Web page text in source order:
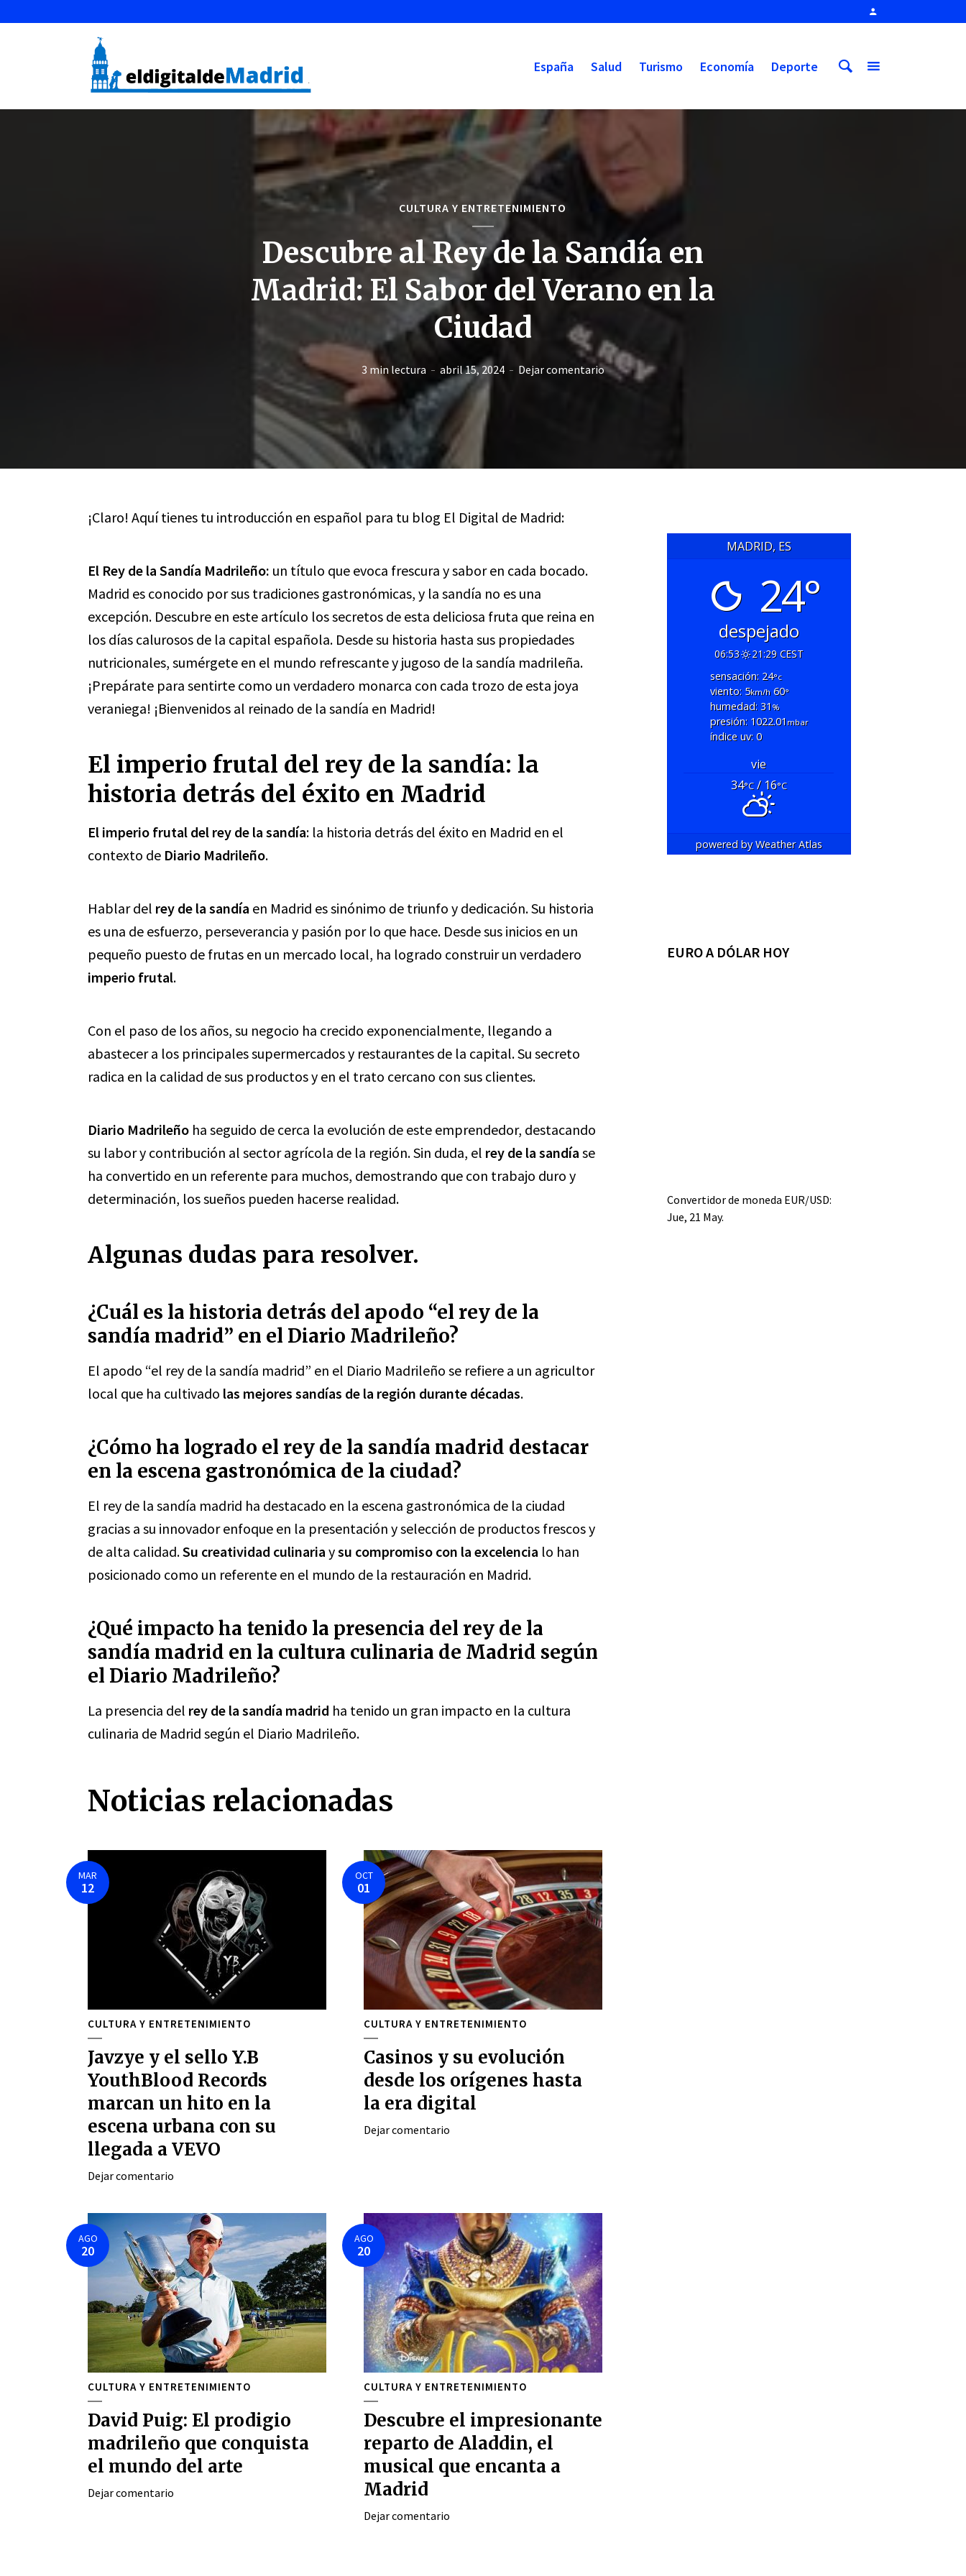
España Salud Turismo Economía Deporte
CULTURA Y ENTRETENIMIENTO
Descubre al Rey de la Sandía en
Madrid: El Sabor del Verano en la
Ciudad
3 min lectura abril 15, 2024 Dejar comentario
¡Claro! Aquí tienes tu introducción en español para tu blog El Digital de Madrid:
El Rey de la Sandía Madrileño: un título que evoca frescura y sabor en cada bocado.
Madrid es conocido por sus tradiciones gastronómicas, y la sandía no es una
excepción. Descubre en este artículo los secretos de esta deliciosa fruta que reina en
los días calurosos de la capital española. Desde su historia hasta sus propiedades
nutricionales, sumérgete en el mundo refrescante y jugoso de la sandía madrileña.
¡Prepárate para sentirte como un verdadero monarca con cada trozo de esta joya
veraniega! ¡Bienvenidos al reinado de la sandía en Madrid!
El imperio frutal del rey de la sandía: la
historia detrás del éxito en Madrid
El imperio frutal del rey de la sandía: la historia detrás del éxito en Madrid en el
contexto de Diario Madrileño.
Hablar del rey de la sandía en Madrid es sinónimo de triunfo y dedicación. Su historia
es una de esfuerzo, perseverancia y pasión por lo que hace. Desde sus inicios en un
pequeño puesto de frutas en un mercado local, ha logrado construir un verdadero
imperio frutal.
Con el paso de los años, su negocio ha crecido exponencialmente, llegando a
abastecer a los principales supermercados y restaurantes de la capital. Su secreto
radica en la calidad de sus productos y en el trato cercano con sus clientes.
Diario Madrileño ha seguido de cerca la evolución de este emprendedor, destacando
su labor y contribución al sector agrícola de la región. Sin duda, el rey de la sandía se
ha convertido en un referente para muchos, demostrando que con trabajo duro y
determinación, los sueños pueden hacerse realidad.
Algunas dudas para resolver.
¿Cuál es la historia detrás del apodo “el rey de la
sandía madrid” en el Diario Madrileño?
El apodo “el rey de la sandía madrid” en el Diario Madrileño se refiere a un agricultor
local que ha cultivado las mejores sandías de la región durante décadas.
¿Cómo ha logrado el rey de la sandía madrid destacar
en la escena gastronómica de la ciudad?
El rey de la sandía madrid ha destacado en la escena gastronómica de la ciudad
gracias a su innovador enfoque en la presentación y selección de productos frescos y
de alta calidad.Su creatividad culinaria ysu compromiso con la excelencia lo han
posicionado como un referente en el mundo de la restauración en Madrid.
¿Qué impacto ha tenido la presencia del rey de la
sandía madrid en la cultura culinaria de Madrid según
el Diario Madrileño?
La presencia del rey de la sandía madrid ha tenido un gran impacto en la cultura
culinaria de Madrid según el Diario Madrileño.
Noticias relacionadas
MAR
12
CULTURA Y ENTRETENIMIENTO
Javzye y el sello Y.B
YouthBlood Records
marcan un hito en la
escena urbana con su
llegada a VEVO
Dejar comentario
OCT
01
CULTURA Y ENTRETENIMIENTO
Casinos y su evolución
desde los orígenes hasta
la era digital
Dejar comentario
AGO
20
CULTURA Y ENTRETENIMIENTO
David Puig: El prodigio
madrileño que conquista
el mundo del arte
Dejar comentario
AGO
20
CULTURA Y ENTRETENIMIENTO
Descubre el impresionante
reparto de Aladdin, el
musical que encanta a
Madrid
Dejar comentario
MADRID, ES
24°
despejado
06:53
21:29 CEST
sensación: 24°c
viento: 5km/h60°
humedad: 31 %
presión: 1022.01 mbar
índice uv: 0
vie
34°C/ 16°C
powered byWeather Atlas
EURO A DÓLAR HOY
Convertidor de moneda EUR/USD:
Jue, 21 May.